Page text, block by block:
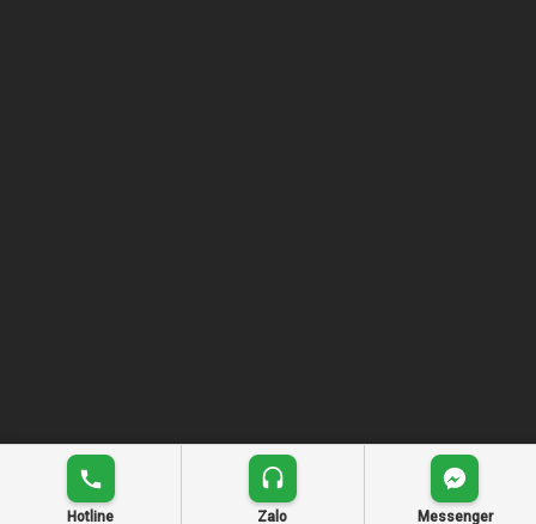
Hotline Zalo Messenger